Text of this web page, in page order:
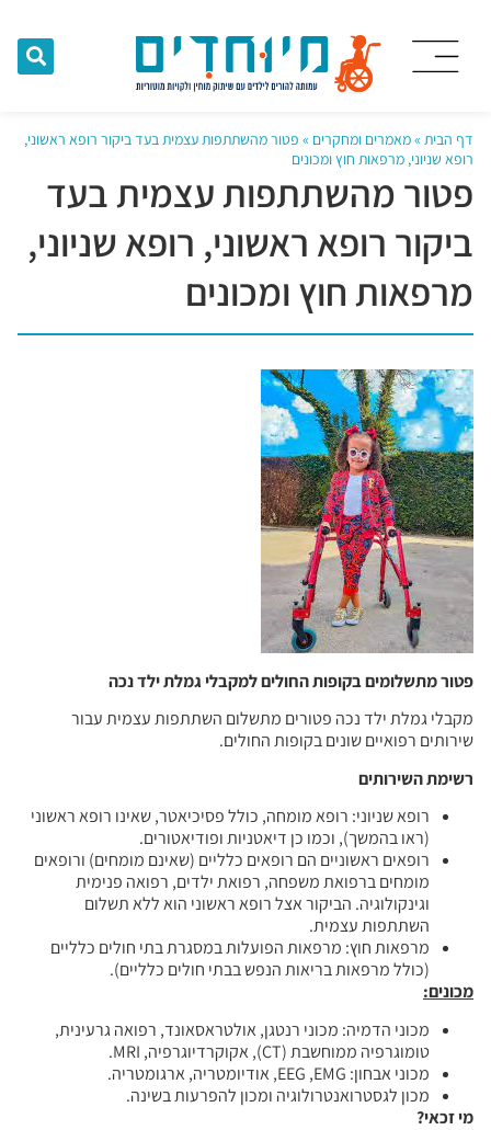
דף הבית »מאמרים ומחקרים » פטור מהשתתפות עצמית בעד ביקור רופא ראשוני,
רופא שניוני, מרפאות חוץ ומכונים
פטור מהשתתפות עצמית בעד
ביקור רופא ראשוני, רופא שניוני,
מרפאות חוץ ומכונים
פטור מתשלומים בקופות החולים למקבלי גמלת ילד נכה
מקבלי גמלת ילד נכה פטורים מתשלום השתתפות עצמית עבור
שירותים רפואיים שונים בקופות החולים.
רשימת השירותים
רופא שניוני: רופא מומחה, כולל פסיכיאטר, שאינו רופא ראשוני
(ראו בהמשך), וכמו כן דיאטניות ופודיאטורים.
רופאים ראשוניים הם רופאים כלליים (שאינם מומחים) ורופאים
מומחים ברפואת משפחה, רפואת ילדים, רפואה פנימית
וגינקולוגיה. הביקור אצל רופא ראשוני הוא ללא תשלום
השתתפות עצמית.
מרפאות חוץ: מרפאות הפועלות במסגרת בתי חולים כלליים
(כולל מרפאות בריאות הנפש בבתי חולים כלליים).
מכונים:
מכוני הדמיה: מכוני רנטגן, אולטראסאונד, רפואה גרעינית,
טומוגרפיה ממוחשבת (CT), אקוקרדיוגרפיה, MRI.
מכוני אבחון: EEG ,EMG, אודיומטריה, ארגומטריה.
מכון לגסטרואנטרולוגיה ומכון להפרעות בשינה.
מי זכאי?